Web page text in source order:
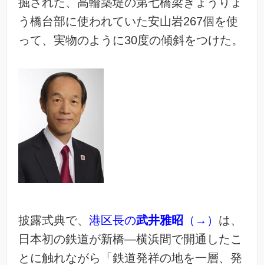
う橋台部に使われていた安山岩267個を使
って、実物のように30度の傾斜をつけた。
披露式典で、 港区長の武井雅昭 （→） は、
日本初の鉄道が新橋—横浜間で開通したこ
とに触れながら「鉄道発祥の地を一層、発